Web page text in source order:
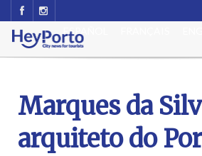
ESPAÑOL
Marques da
arquiteto do